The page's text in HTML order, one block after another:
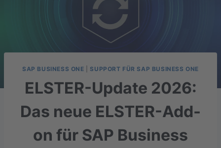
SAP BUSINESS ONE SUPPORT FÜR SAP BUSINESS ONE
ELSTER-Update 2026:
Das neue ELSTER-Add-
on für SAP Business